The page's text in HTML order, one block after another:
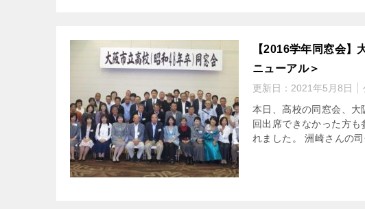
【2016学年同窓会】
ニューアル＞
更新日： 2021年5月8日
本日、高校の同窓会、
回出席できなかった方
れました。 洲崎さんの